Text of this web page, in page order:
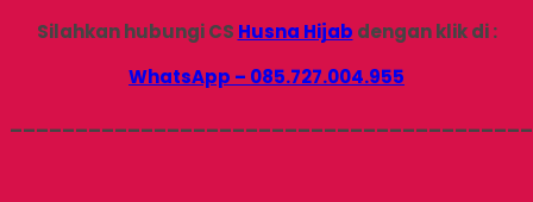
Silahkan hubungi CS Husna Hijab dengan klik di :
WhatsApp – 085.727.004.955